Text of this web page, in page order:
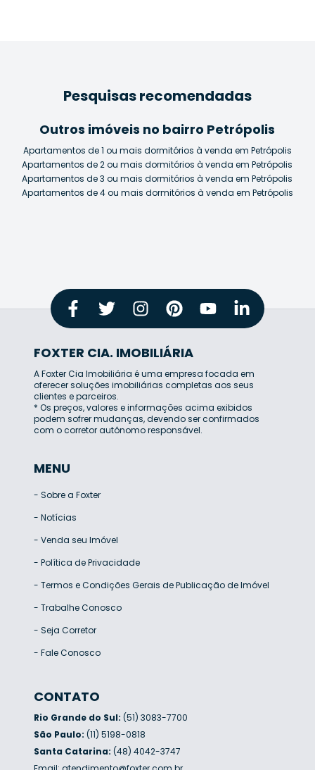
Pesquisas recomendadas
Outros imóveis no bairro Petrópolis
Apartamentos de 1 ou mais dormitórios à venda em Petrópolis
Apartamentos de 2 ou mais dormitórios à venda em Petrópolis
Apartamentos de 3 ou mais dormitórios à venda em Petrópolis
Apartamentos de 4 ou mais dormitórios à venda em Petrópolis
FOXTER CIA. IMOBILIÁRIA
A Foxter Cia Imobiliária é uma empresa focada em
oferecer soluções imobiliárias completas aos seus
clientes e parceiros.
* Os preços, valores e informações acima exibidos
podem sofrer mudanças, devendo ser confirmados
com o corretor autônomo responsável.
MENU
- Sobre a Foxter
- Notícias
- Venda seu Imóvel
- Política de Privacidade
- Termos e Condições Gerais de Publicação de Imóvel
- Trabalhe Conosco
- Seja Corretor
- Fale Conosco
CONTATO
Rio Grande do Sul: (51) 3083-7700
São Paulo: (11) 5198-0818
Santa Catarina: (48) 4042-3747